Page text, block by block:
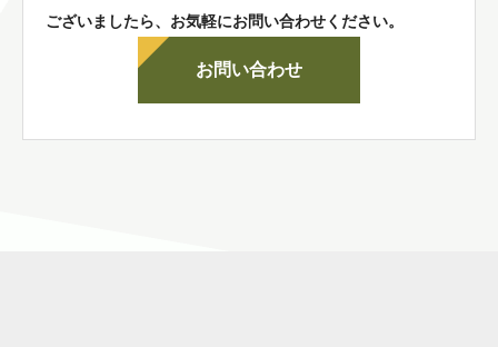
ございましたら、お気軽にお問い合わせください。
お問い合わせ